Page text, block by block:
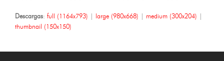
Descargas: full (1164x793) | large (980x668) | medium (300x204) |
thumbnail (150x150)